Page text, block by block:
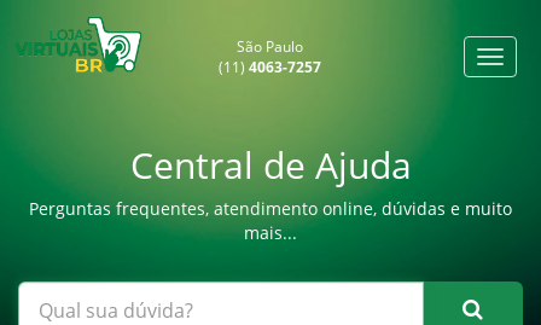
São Paulo
(11)4063-7257
Central de Ajuda
Perguntas frequentes, atendimento online, dúvidas e muito
mais...